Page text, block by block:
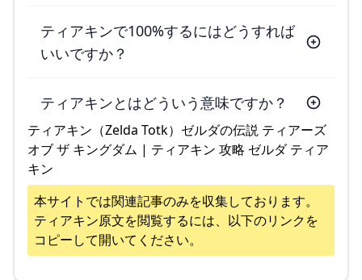
ティアキンで100%するにはどうすれば
いいですか？
ティアキンとはどういう意味ですか？
ティアキン（Zelda Totk）ゼルダの伝説 ティアーズ
オブ ザ キングダム | ティアキン 攻略 ゼルダ ティア
キン
本サイトでは関連記事のみを収集しております。
ティアキン原文を閲覧するには、以下のリンクを
コピーして開いてください。